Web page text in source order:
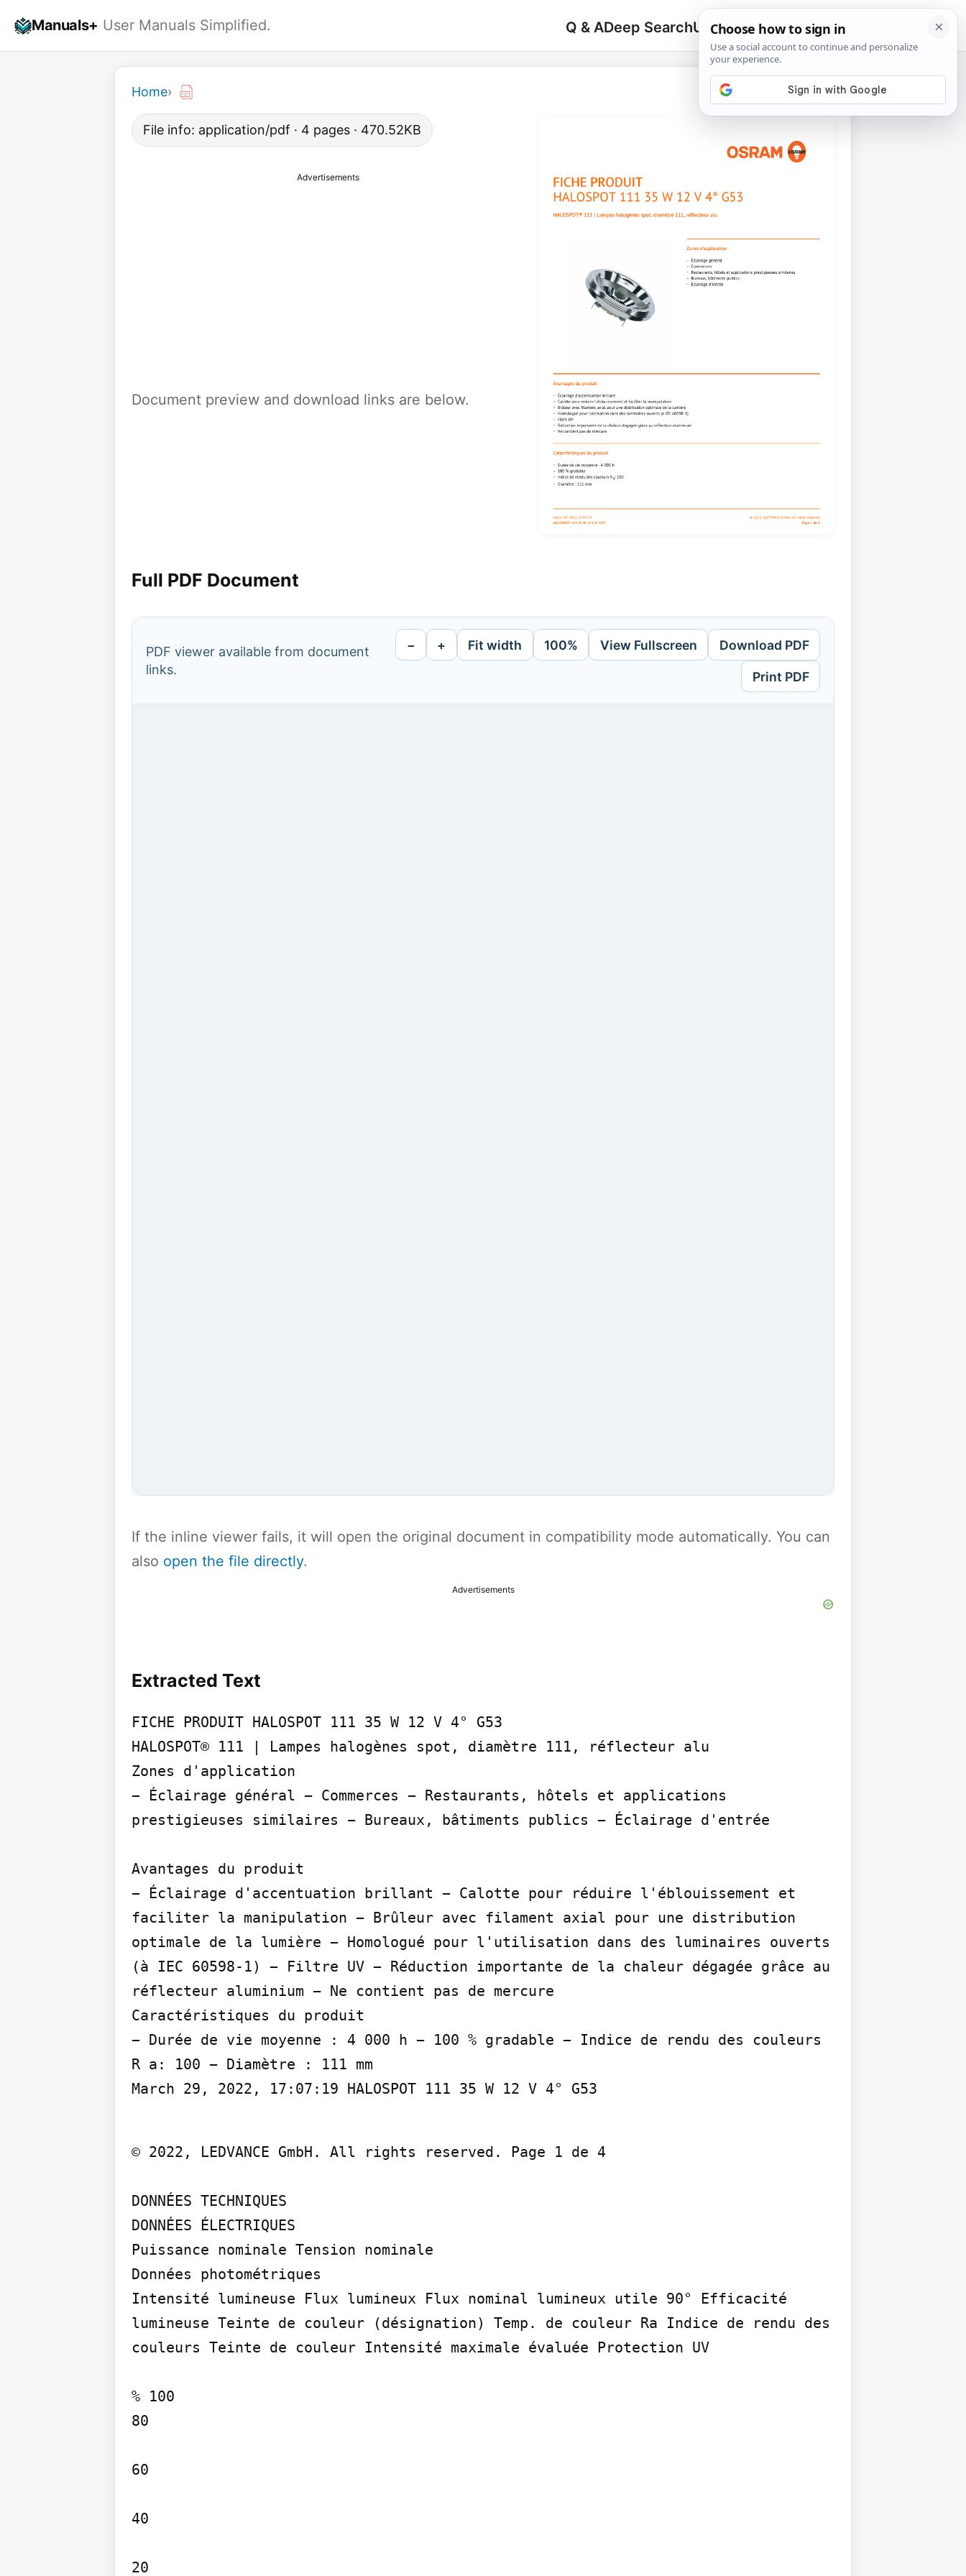
Manuals+ User Manuals Simplified. Q & ADeep SearchUpload
Search
for:
🔍
Home›
File info: application/pdf · 4 pages · 470.52KB
Advertisements
Document preview and download links are below.
Full PDF Document
PDF viewer available from document
links.
− + Fit width 100% View Fullscreen Download PDF
Print PDF
If the inline viewer fails, it will open the original document in compatibility mode automatically. You can
also open the file directly.
Advertisements
Extracted Text
FICHE PRODUIT HALOSPOT 111 35 W 12 V 4° G53
HALOSPOT® 111 | Lampes halogènes spot, diamètre 111, réflecteur alu
Zones d'application
− Éclairage général − Commerces − Restaurants, hôtels et applications
prestigieuses similaires − Bureaux, bâtiments publics − Éclairage d'entrée
Avantages du produit
− Éclairage d'accentuation brillant − Calotte pour réduire l'éblouissement et
faciliter la manipulation − Brûleur avec filament axial pour une distribution
optimale de la lumière − Homologué pour l'utilisation dans des luminaires ouverts
(à IEC 60598-1) − Filtre UV − Réduction importante de la chaleur dégagée grâce au
réflecteur aluminium − Ne contient pas de mercure
Caractéristiques du produit
− Durée de vie moyenne : 4 000 h − 100 % gradable − Indice de rendu des couleurs
R a: 100 − Diamètre : 111 mm
March 29, 2022, 17:07:19 HALOSPOT 111 35 W 12 V 4° G53
© 2022, LEDVANCE GmbH. All rights reserved. Page 1 de 4
DONNÉES TECHNIQUES
DONNÉES ÉLECTRIQUES
Puissance nominale Tension nominale
Données photométriques
Intensité lumineuse Flux lumineux Flux nominal lumineux utile 90° Efficacité
lumineuse Teinte de couleur (désignation) Temp. de couleur Ra Indice de rendu des
couleurs Teinte de couleur Intensité maximale évaluée Protection UV
% 100
80
60
40
20